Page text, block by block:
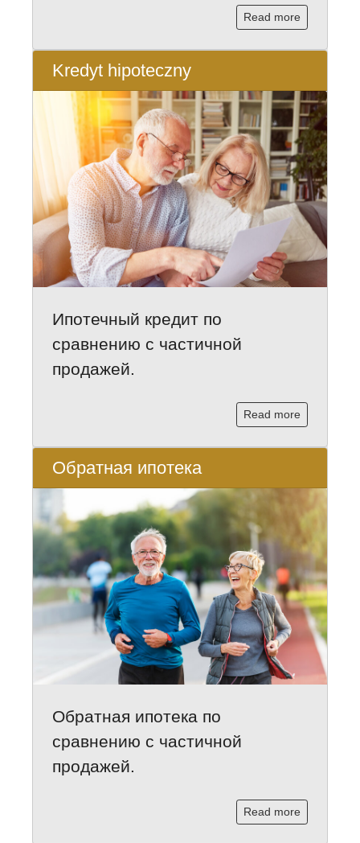
Read more
Kredyt hipoteczny
Ипотечный кредит по
сравнению с частичной
продажей.
Read more
Обратная ипотека
Обратная ипотека по
сравнению с частичной
продажей.
Read more